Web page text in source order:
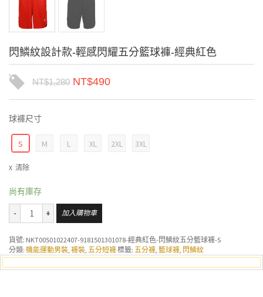
閃鱗紋設計款-輕感閃耀五分籃球褲-經典紅色
NT$1,280 NT$490
球褲尺寸
S M L XL 2XL 3XL
清除
尚有庫存
加入購物車
貨號: NKT00S01022407-9181501301078-經典紅色-閃鱗紋五分籃球褲-S
分類: 機能運動男裝, 褲裝, 五分短褲標籤: 五分褲, 籃球褲, 閃鱗紋